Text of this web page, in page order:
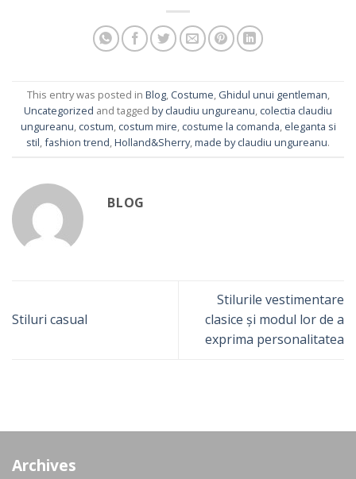
This entry was posted in Blog, Costume, Ghidul unui gentleman,
Uncategorized and tagged by claudiu ungureanu, colectia claudiu
ungureanu, costum, costum mire, costume la comanda, eleganta si
stil,fashion trend,Holland&Sherry,made by claudiu ungureanu.
BLOG
Stiluri casual
Stilurile vestimentare
clasice și modul lor de a
exprima personalitatea
Archives